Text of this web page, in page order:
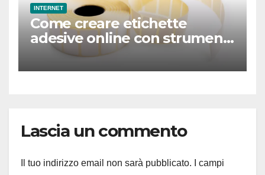
INTERNET
Come creare etichette
adesive online con strumenti
professionali
Lascia un commento
Il tuo indirizzo email non sarà pubblicato.
I campi